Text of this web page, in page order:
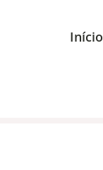
Início